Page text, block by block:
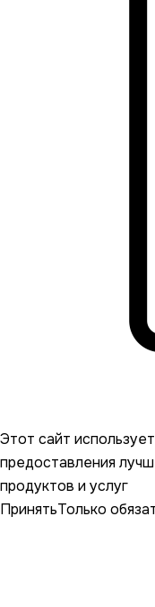
Этот сайт
предоставления
продуктов и услуг
ПринятьТолько